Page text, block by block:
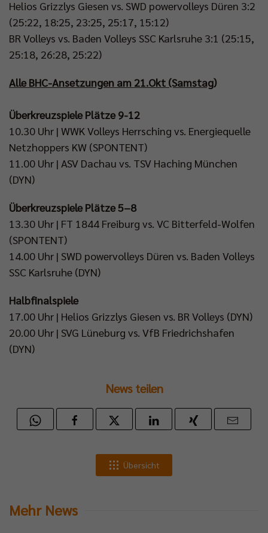
Helios Grizzlys Giesen vs. SWD powervolleys Düren 3:2
(25:22, 18:25, 23:25, 25:17, 15:12)
BR Volleys vs. Baden Volleys SSC Karlsruhe 3:1 (25:15,
25:18, 26:28, 25:22)
Alle BHC-Ansetzungen am 21.Okt (Samstag)
Überkreuzspiele Plätze 9-12
10.30 Uhr | WWK Volleys Herrsching vs. Energiequelle
Netzhoppers KW (SPONTENT)
11.00 Uhr | ASV Dachau vs. TSV Haching München
(DYN)
Überkreuzspiele Plätze 5–8
13.30 Uhr | FT 1844 Freiburg vs. VC Bitterfeld-Wolfen
(SPONTENT)
14.00 Uhr | SWD powervolleys Düren vs. Baden Volleys
SSC Karlsruhe (DYN)
Halbfinalspiele
17.00 Uhr | Helios Grizzlys Giesen vs. BR Volleys (DYN)
20.00 Uhr | SVG Lüneburg vs. VfB Friedrichshafen
(DYN)
News teilen
Übersicht
Mehr News